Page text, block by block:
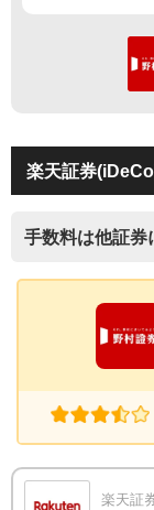
楽天証券
手数料は他証券
楽天証